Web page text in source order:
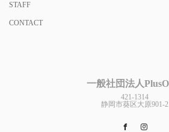
STAFF
CONTACT
一般社団法人
421-1314
静岡市葵区大原901-2
Facebook